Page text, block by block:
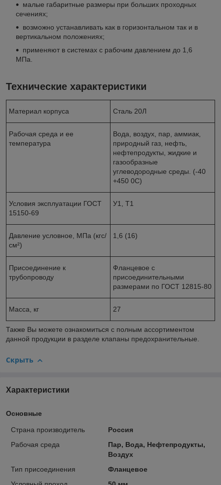
малые габаритные размеры при больших проходных
сечениях;
возможно устанавливать как в горизонтальном так и в
вертикальном положениях;
применяют в системах с рабочим давлением до 1,6
МПа.
Технические характеристики
Материал корпуса Сталь 20Л
Рабочая среда и ее
температура
Вода, воздух, пар, аммиак,
природный газ, нефть,
нефтепродукты, жидкие и
газообразные
углеводородные среды. (-40
+450 0С)
Условия эксплуатации ГОСТ
15150-69
У1, Т1
Давление условное, МПа (кгс/
см²)
1,6 (16)
Присоединение к
трубопроводу
Фланцевое с
присоединительными
размерами по ГОСТ 12815-80
Масса, кг 27
Также Вы можете ознакомиться с полным ассортиментом
данной продукции в разделе клапаны предохранительные.
Скрыть
Характеристики
Основные
Страна производитель
Россия
Рабочая среда
Пар, Вода, Нефтепродукты,
Воздух
Тип присоединения
Фланцевое